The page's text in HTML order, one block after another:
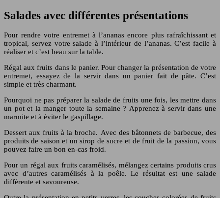
Salades avec différentes présentations
Pour rendre votre entremet à l’ananas encore plus rafraîchissant et
tropical, servez votre salade à l’intérieur de l’ananas. C’est facile à
réaliser et c’est beau sur la table.
Régal aux fruits dans le panier. Pour changer la présentation de votre
entremet, essayez de la servir dans un panier fait de pâte. C’est
simple et très charmant.
Pourquoi ne pas préparer la salade de fruits une fois, les mettre dans
un pot et la manger toute la semaine ? Apprenez à servir dans une
marmite et à éviter le gaspillage.
Dessert aux fruits à la broche. Avec des bâtonnets de barbecue, des
produits de saison et un sirop de sucre et de fruit de la passion, vous
pouvez faire un bon en-cas froid.
Pour un régal aux fruits caramélisés, mélangez certains produits crus
avec d’autres caramélisés à la poêle. Le résultat est une salade
différente et savoureuse.